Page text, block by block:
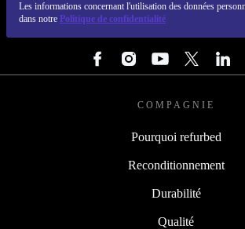
Les informations concernant l'utilisation des données
dans notre Politique de confidentialité
COMPAGNIE
Pourquoi refurbed
Reconditionnement
Durabilité
Qualité